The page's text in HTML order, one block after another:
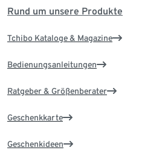
Rund um unsere Produkte
Tchibo Kataloge & Magazine
Bedienungsanleitungen
Ratgeber & Größenberater
Geschenkkarte
Geschenkideen